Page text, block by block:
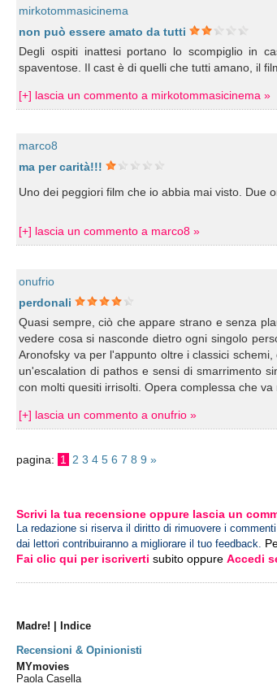
mirkotommasicinema
non può essere amato da tutti
Degli ospiti inattesi portano lo scompiglio in
spaventose. Il cast è di quelli che tutti amano, il
[+] lascia un commento a mirkotommasicinema »
marco8
ma per carità!!!
Uno dei peggiori film che io abbia mai visto. Due
[+] lascia un commento a marco8 »
onufrio
perdonali
Quasi sempre, ciò che appare strano e senza
vedere cosa si nasconde dietro ogni singolo
Aronofsky va per l'appunto oltre i classici
un'escalation di pathos e sensi di smarrimento
con molti quesiti irrisolti. Opera complessa che
[+] lascia un commento a onufrio »
pagina: 1 2 3 4 5 6 7 8 9 »
Scrivi la tua recensione oppure lascia un
La redazione si riserva il diritto di rimuovere i
dai lettori contribuiranno a migliorare il tuo feedback.
Fai clic qui per iscriverti subito oppureAccedi
Madre! | Indice
Recensioni & Opinionisti
MYmovies
Paola Casella